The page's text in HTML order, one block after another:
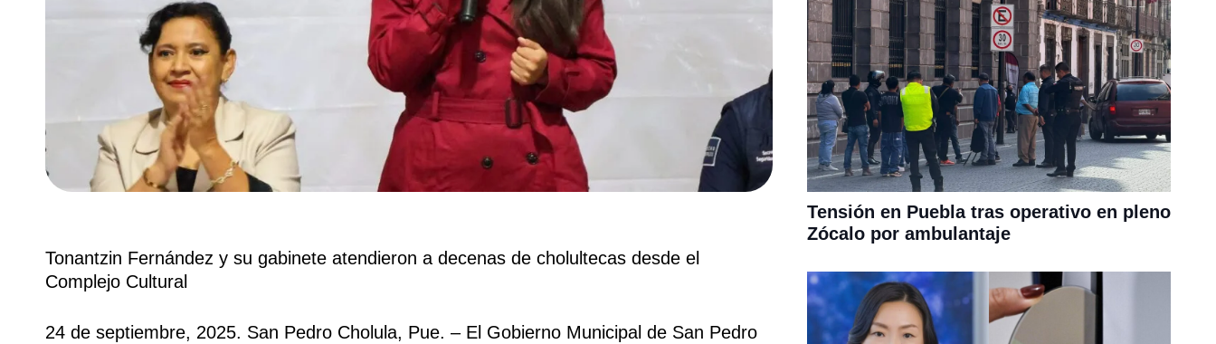
Tonantzin Fernández y su gabinete atendieron a decenas de cholultecas desde el
Complejo Cultural
24 de septiembre, 2025. San Pedro Cholula, Pue. – El Gobierno Municipal de San Pedro
Tensión en Puebla tras operativo en pleno
Zócalo por ambulantaje